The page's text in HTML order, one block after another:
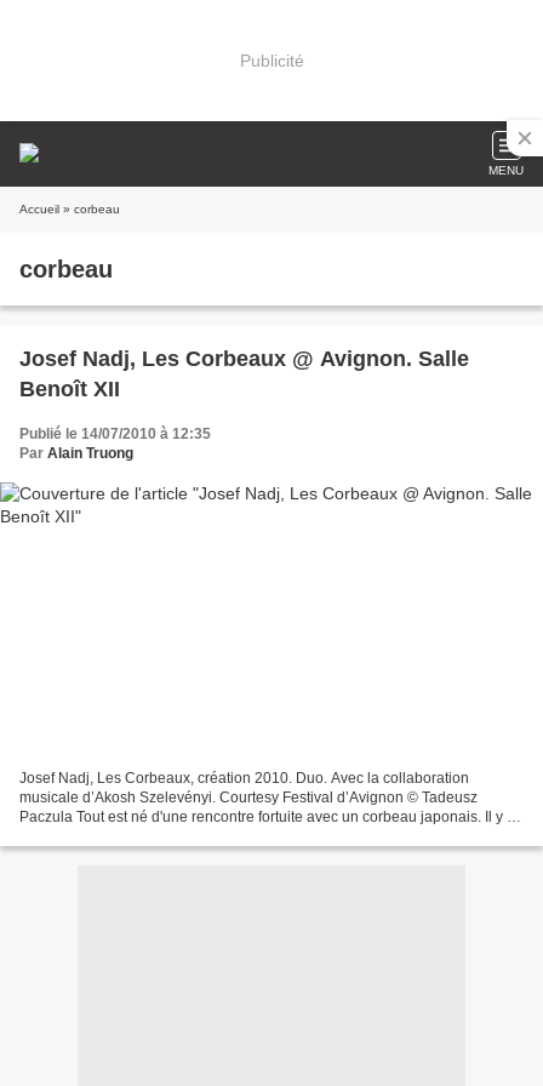
Publicité
MENU
Accueil » corbeau
corbeau
Josef Nadj, Les Corbeaux @ Avignon. Salle
Benoît XII
Publié le 14/07/2010 à 12:35
Par Alain Truong
Josef Nadj, Les Corbeaux, création 2010. Duo. Avec la collaboration
musicale d’Akosh Szelevényi. Courtesy Festival d’Avignon © Tadeusz
Paczula Tout est né d'une rencontre fortuite avec un corbeau japonais. Il y a